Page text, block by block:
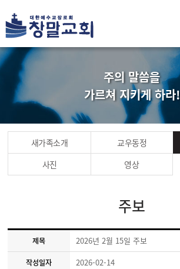
주의 말씀을
가르쳐 지키게 하라!
새가족소개 교우동정
사진
영상
주보
제목 2026년 2월 15일 주보
작성일자 2026-02-14